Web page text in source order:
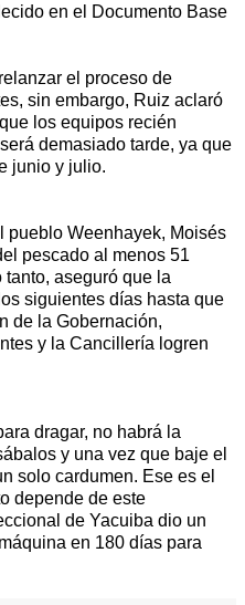
en el Documento Base
el proceso de
sin embargo, Ruiz aclaró
los equipos recién
demasiado tarde, ya que
junio y julio.
pueblo Weenhayek, Moisés
pescado al menos 51
aseguró que la
siguientes días hasta que
de la Gobernación,
y la Cancillería logren
dragar, no habrá la
y una vez que baje el
solo cardumen. Ese es el
depende de este
de Yacuiba dio un
en 180 días para